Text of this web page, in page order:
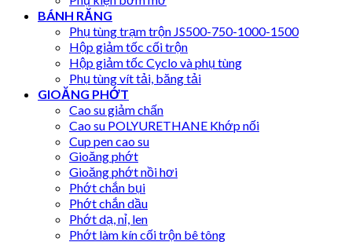
BÁNH RĂNG
Phụ tùng trạm trộn JS500-750-1000-1500
Hộp giảm tốc cối trộn
Hộp giảm tốc Cyclo và phụ tùng
Phụ tùng vít tải, băng tải
GIOĂNG PHỚT
Cao su giảm chấn
Cao su POLYURETHANE Khớp nối
Cup pen cao su
Gioăng phớt
Gioăng phớt nồi hơi
Phớt chắn bụi
Phớt chắn dầu
Phớt dạ, nỉ, len
Phớt làm kín cối trộn bê tông